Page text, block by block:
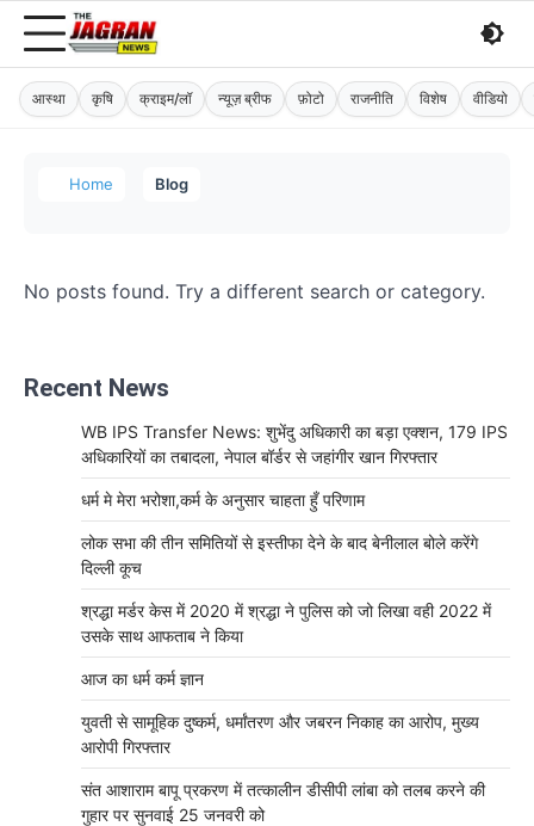
आस्था कृषि क्राइम/लॉ न्यूज़ ब्रीफ फ़ोटो राजनीति विशेष वीडियो
Home Blog
No posts found. Try a different search or category.
Recent News
WB IPS Transfer News: शुभेंदु अधिकारी का बड़ा एक्शन, 179 IPS
अधिकारियों का तबादला, नेपाल बॉर्डर से जहांगीर खान गिरफ्तार
धर्म मे मेरा भरोशा,कर्म के अनुसार चाहता हुँ परिणाम
लोक सभा की तीन समितियों से इस्तीफा देने के बाद बेनीलाल बोले करेंगे
दिल्ली कूच
श्रद्धा मर्डर केस में 2020 में श्रद्धा ने पुलिस को जो लिखा वही 2022 में
उसके साथ आफताब ने किया
आज का धर्म कर्म ज्ञान
युवती से सामूहिक दुष्कर्म, धर्मांतरण और जबरन निकाह का आरोप, मुख्य
आरोपी गिरफ्तार
संत आशाराम बापू प्रकरण में तत्कालीन डीसीपी लांबा को तलब करने की
गुहार पर सुनवाई 25 जनवरी को